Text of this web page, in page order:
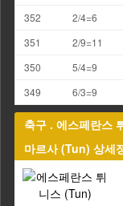
352
2/4=6
351
2/9=11
350
5/4=9
349
6/3=9
축구 . 에스페란스
마르사 (Tun) 상세